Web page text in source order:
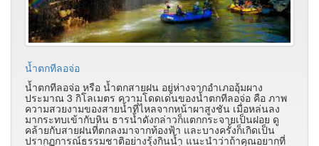
น้ำตกทีลอจ่อ
น้ำตกทีลอจ่อ หรือ น้ำตกสายฝน อยู่ห่างจากอำเภออุ้มผาง
ประมาณ 3 กิโลเมตร ความโดดเด่นของน้ำตกทีลอจ่อ คือ ภาพ
ความสวยงามของสายน้ำที่ไหลจากหน้าผาสูงชัน เมื่อหล่นลง
มากระทบเข้ากับหิน ธารน้ำดังกล่าวก็แตกกระจายเป็นฝอย ดู
คล้ายกับสายฝนที่ตกลงมาจากท้องฟ้า และบางครั้งก็เกิดเป็น
ปรากฏการณ์ธรรมชาติอย่างรุ้งกินน้ำ แนะนำว่าถ้าคุณอยากที่